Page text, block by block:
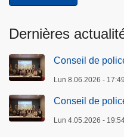
Dernières
Conseil de
Lun 8.06.2026 - 17:49
Conseil de
Lun 4.05.2026 -